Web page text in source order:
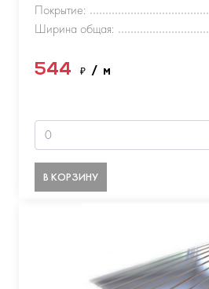
Покрытие:
Ширина общая:
544 ₽ / м
В КОРЗИНУ